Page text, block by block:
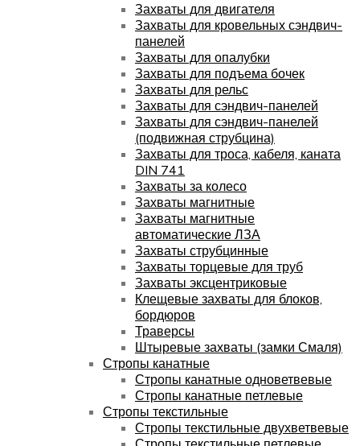
Захваты для двигателя
Захваты для кровельных сэндвич-
панелей
Захваты для опалубки
Захваты для подъема бочек
Захваты для рельс
Захваты для сэндвич-панелей
Захваты для сэндвич-панелей
(подвижная струбцина)
Захваты для троса, кабеля, каната
DIN 741
Захваты за колесо
Захваты магнитные
Захваты магнитные
автоматические ЛЗА
Захваты струбцинные
Захваты торцевые для труб
Захваты эксцентриковые
Клещевые захваты для блоков,
бордюров
Траверсы
Штыревые захваты (замки Смаля)
Стропы канатные
Стропы канатные одноветвевые
Стропы канатные петлевые
Стропы текстильные
Стропы текстильные двухветвевые